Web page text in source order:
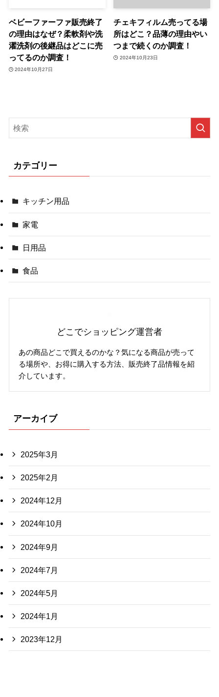
ベビーファーファ販売終了
の理由はなぜ？柔軟剤や洗
濯洗剤の後継品はどこに売
ってるのか調査！
2024年10月27日
チェキフィルム売ってる場
所はどこ？品薄の理由やい
つまで続くのか調査！
2024年10月23日
カテゴリー
キッチン用品
家電
日用品
食品
どこでショッピング運営者
あの商品どこで買えるのかな？気になる商品が売って
る場所や、お得に購入する方法、販売終了品情報を紹
介しています。
アーカイブ
2025年3月
2025年2月
2024年12月
2024年10月
2024年9月
2024年7月
2024年5月
2024年1月
2023年12月